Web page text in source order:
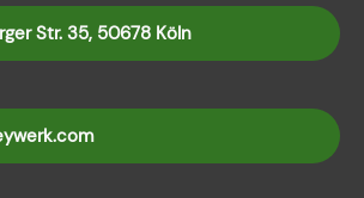
Str. 35, 50678 Köln